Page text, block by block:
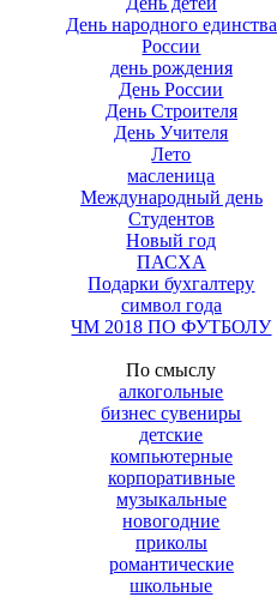
День народного единства
России
день рождения
День России
День Строителя
День Учителя
Лето
масленица
Международный день
Студентов
Новый год
ПАСХА
Подарки бухгалтеру
символ года
ЧМ 2018 ПО ФУТБОЛУ
По смыслу
алкогольные
бизнес сувениры
детские
компьютерные
корпоративные
музыкальные
новогодние
приколы
романтические
школьные